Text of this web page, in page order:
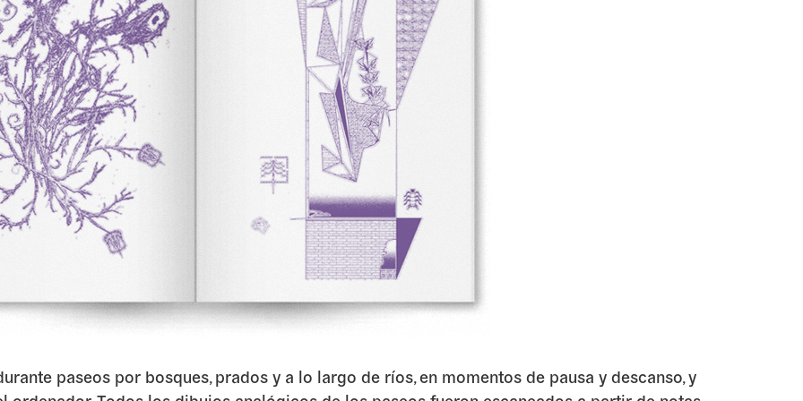
paseos por bosques, prados y a lo largo de ríos, en momentos de pausa y descanso, y